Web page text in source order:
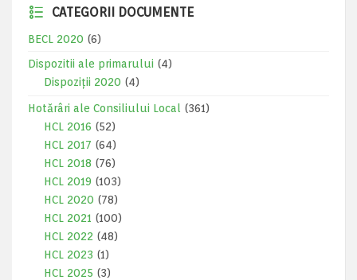
CATEGORII DOCUMENTE
BECL 2020 (6)
Dispozitii ale primarului (4)
Dispoziții 2020 (4)
Hotărâri ale Consiliului Local
(361)
HCL 2016 (52)
HCL 2017 (64)
HCL 2018 (76)
HCL 2019 (103)
HCL 2020 (78)
HCL 2021 (100)
HCL 2022 (48)
HCL 2023 (1)
HCL 2025 (3)